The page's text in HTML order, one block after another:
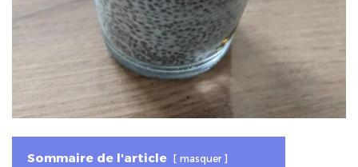
Sommaire de l'article masquer